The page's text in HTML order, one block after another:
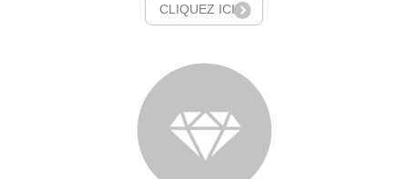
CLIQUEZ ICI